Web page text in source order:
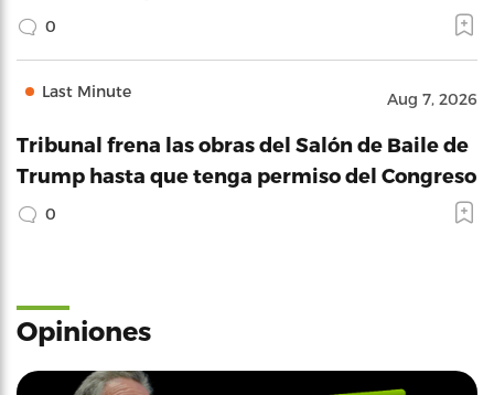
0
Last Minute Aug 7, 2026
Tribunal frena las obras del Salón de Baile de
Trump hasta que tenga permiso del Congreso
0
Opiniones